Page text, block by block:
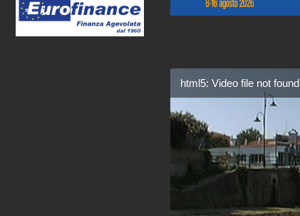
html5: Video file not found